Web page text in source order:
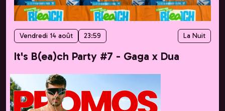
Vendredi 14 août 23:59 La Nuit
It's B(ea)ch Party #7 - Gaga x Dua